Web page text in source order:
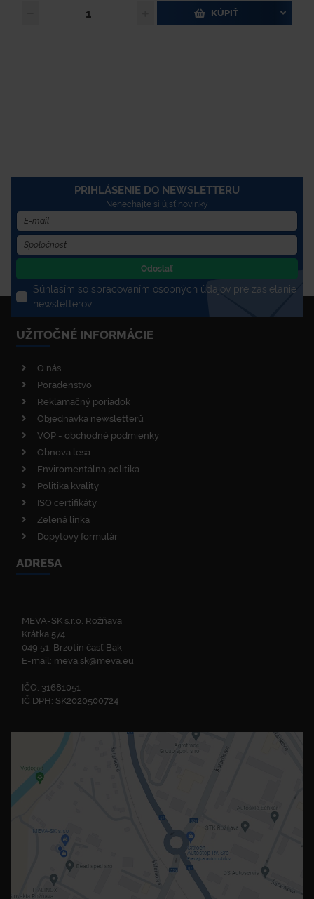
KÚPIŤ
PRIHLÁSENIE DO NEWSLETTERU
Nenechajte si újsť novinky
Odoslať
Súhlasím so spracovaním osobných údajov pre zasielanie
newsletterov
UŽITOČNÉ INFORMÁCIE
O nás
Poradenstvo
Reklamačný poriadok
Objednávka newsletterů
VOP - obchodné podmienky
Obnova lesa
Enviromentálna politika
Politika kvality
ISO certifikáty
Zelená linka
Dopytový formulár
ADRESA
MEVA-SK s.r.o. Rožňava
Krátka 574
049 51, Brzotín časť Bak
E-mail: meva.sk@meva.eu
IČO: 31681051
IČ DPH: SK2020500724